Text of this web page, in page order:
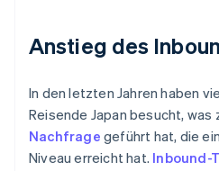
Anstieg des
In den letzten Jahren haben
Reisende Japan besucht, was
Nachfrage geführt hat, die
Niveau erreicht hat. Inbound-